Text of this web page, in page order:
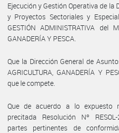
Ejecución y Gestión Operativa de la
y Proyectos Sectoriales y
GESTIÓN ADMINISTRATIVA del
GANADERÍA Y PESCA.
Que la Dirección General de
AGRICULTURA, GANADERÍA Y
que le compete.
Que de acuerdo a lo expuesto
precitada Resolución Nº
partes pertinentes de